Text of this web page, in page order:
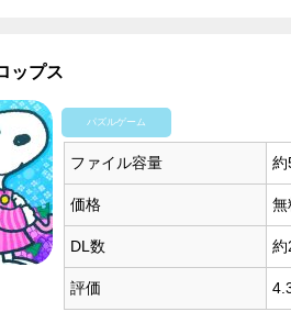
ップス
パズルゲーム
ファイル容量 約
価格 無
DL数 約
評価